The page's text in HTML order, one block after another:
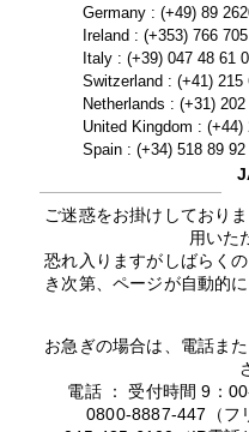
Germany : (+49) 89
Ireland : (+353) 766
Italy : (+39) 047 48 61
Switzerland : (+41) 215
Netherlands : (+31)
United Kingdom : (+44)
Spain : (+34) 518 89 92
ご迷惑をお掛けしており
用いた
恐れ入りますがしばらく
き次第、ページが自動的
お急ぎの場合は、電話ま
電話 ： 受付時間 9：
0800-8887-447（フ